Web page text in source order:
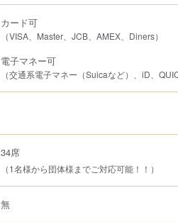
カード可
（VISA、Master、JCB、AMEX、Diners）
電子マネー可
（交通系電子マネー（Suicaなど）、iD、
34席
（1名様から団体様までご対応可能！！）
無